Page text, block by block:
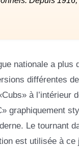
nationale a
différentes
à
graphiquement
Le tournant
est utilisée à ce